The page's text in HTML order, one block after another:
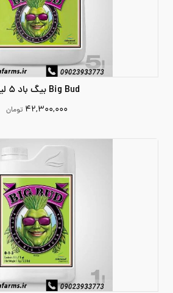
Big Bud بیگ باد 5 لیتر
۴۲,۳۰۰,۰۰۰ تومان
افزودن به سبد خرید